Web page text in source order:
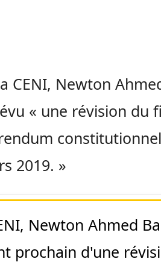
CENI, Newton
« une révision du
2019. »
Newton Ahmed
prochain d'une